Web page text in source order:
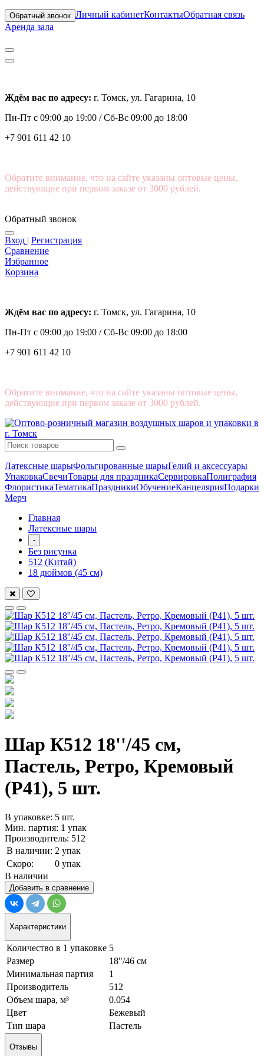
Обратный звонок Личный кабинетКонтактыОбратная связь
Аренда зала
Ждём вас по адресу: г. Томск, ул. Гагарина, 10
Пн-Пт с 09:00 до 19:00 /Сб-Вс 09:00 до 18:00
+7 901 611 42 10
Обратите внимание, что на сайте указаны оптовые цены,
действующие при первом заказе от 3000 рублей.
Обратный звонок
Вход | Регистрация
Сравнение
Избранное
Корзина
Ждём вас по адресу: г. Томск, ул. Гагарина, 10
Пн-Пт с 09:00 до 19:00 /Сб-Вс 09:00 до 18:00
+7 901 611 42 10
Обратите внимание, что на сайте указаны оптовые цены,
действующие при первом заказе от 3000 рублей.
Латексные шарыФольгированные шарыГелий и аксессуары
УпаковкаСвечиТовары для праздникаСервировкаПолиграфия
ФлористикаТематикаПраздникиОбучениеКанцелярияПодарки
Мерч
Главная
Латексные шары
-
Без рисунка
512 (Китай)
18 дюймов (45 см)
Шар К512 18''/45 см,
Пастель, Ретро, Кремовый
(P41), 5 шт.
В упаковке: 5 шт.
Мин. партия: 1 упак
Производитель: 512
В наличии: 2 упак
Скоро:
0 упак
В наличии
Добавить в сравнение
Характеристики
Количество в 1 упаковке 5
Размер
18"/46 см
Минимальная партия
1
Производитель
512
Объем шара, м³
0.054
Цвет
Бежевый
Тип шара
Пастель
Отзывы